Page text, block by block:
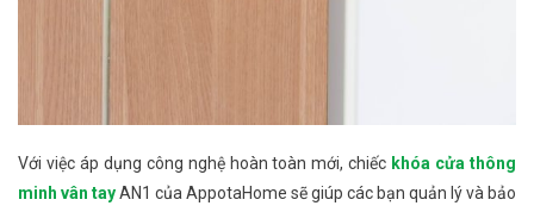
Với việc áp dụng công nghệ hoàn toàn mới, chiếc khóa cửa thông
minh vân tayAN1 của AppotaHome sẽ giúp các bạn quản lý và bảo